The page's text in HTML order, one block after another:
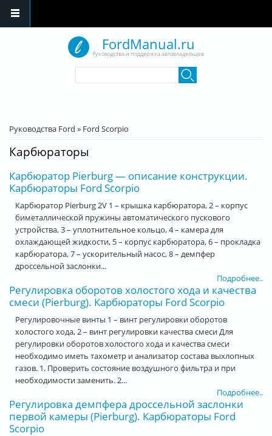
FordManual.ru
Руководства и поддержка автовладельцев
Вы здесь
Руководства Ford » Ford Scorpio
Карбюраторы
Карбюратор Pierburg — описание конструкции.
Карбюраторы Ford Scorpio
Карбюратор Pierburg 2V 1 – крышка карбюратора, 2 – корпус
биметаллической пружины автоматического пускового
устройства, 3 – уплотнительное кольцо, 4 – камера для
охлаждающей жидкости, 5 – корпус карбюратора, 6 – прокладка
карбюратора, 7 – ускорительный насос, 8 – демпфер
дроссельной заслонки...
Подробнее..
Регулировка оборотов холостого хода и качества
смеси (Pierburg). Карбюраторы Ford Scorpio
Регулировочные винты 1 – винт регулировки оборотов
холостого хода, 2 – винт регулировки качества смеси Для
регулировки оборотов холостого хода и качества смеси
необходимо иметь тахометр и анализатор состава выхлопных
газов. 1. Проверить состояние воздушного фильтра и при
необходимости заменить. 2...
Подробнее..
Регулировка демпфера дроссельной заслонки
первой камеры (Pierburg). Карбюраторы Ford
Scorpio